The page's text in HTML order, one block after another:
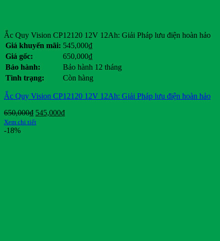
Ắc Quy Vision CP12120 12V 12Ah: Giải Pháp lưu điện hoàn hảo
Giá khuyến mãi: 545,000₫
Giá gốc:
650,000₫
Bảo hành:
Bảo hành 12 tháng
Tình trạng:
Còn hàng
Ắc Quy Vision CP12120 12V 12Ah: Giải Pháp lưu điện hoàn hảo
650,000₫ Giá
gốc
545,000₫Giá
Xem chi tiết
-18%